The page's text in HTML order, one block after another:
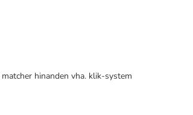
matcher hinanden vha. klik-system